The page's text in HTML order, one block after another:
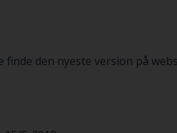
den nyeste version på